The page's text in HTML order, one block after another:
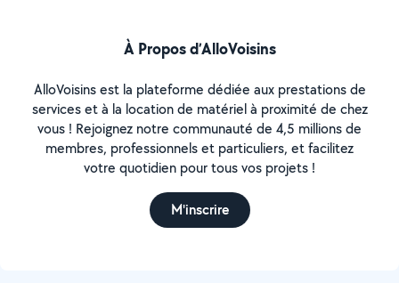
À Propos d’AlloVoisins
AlloVoisins est la plateforme dédiée aux prestations de
services et à la location de matériel à proximité de chez
vous ! Rejoignez notre communauté de 4,5 millions de
membres, professionnels et particuliers, et facilitez
votre quotidien pour tous vos projets !
M'inscrire